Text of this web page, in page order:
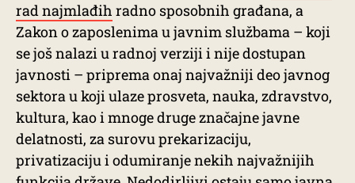
rad najmlađih radno sposobnih građana, a
Zakon o zaposlenima u javnim službama – koji
se još nalazi u radnoj verziji i nije dostupan
javnosti – priprema onaj najvažniji deo javnog
sektora u koji ulaze prosveta, nauka, zdravstvo,
kultura, kao i mnoge druge značajne javne
delatnosti, za surovu prekarizaciju,
privatizaciju i odumiranje nekih najvažnijih